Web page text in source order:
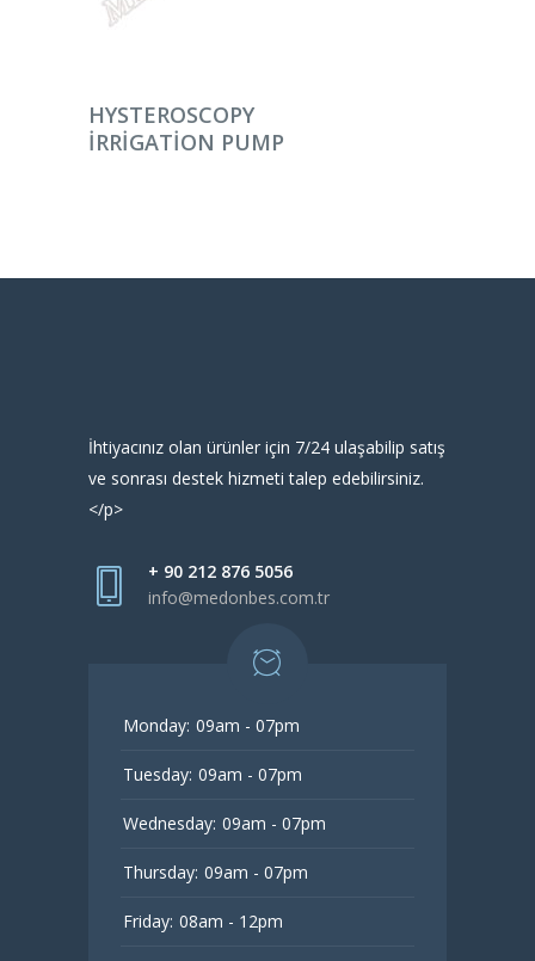
DEVAMINI OKU
HYSTEROSCOPY
IRRIGATION PUMP
İhtiyacınız olan ürünler için 7/24 ulaşabilip satış
ve sonrası destek hizmeti talep edebilirsiniz.
</p>
+ 90 212 876 5056
info@medonbes.com.tr
Monday: 09am - 07pm
Tuesday: 09am - 07pm
Wednesday: 09am - 07pm
Thursday: 09am - 07pm
Friday: 08am - 12pm